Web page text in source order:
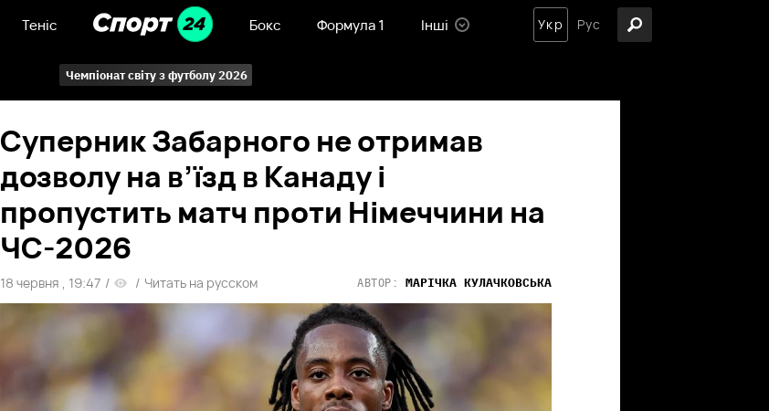
Теніс Бокс Формула 1 Інші Укр Рус
Чемпіонат світу з футболу 2026
Суперник Забарного не отримав
дозволу на в’їзд в Канаду і
пропустить матч проти Німеччини на
ЧС-2026
18 червня , 19:47 / / Читать на русском АВТОР: МАРІЧКА КУЛАЧКОВСЬКА